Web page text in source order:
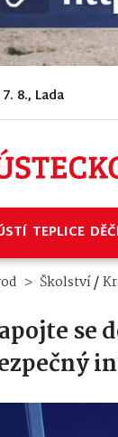
8., Lada
TEPLICE
Školství/
se